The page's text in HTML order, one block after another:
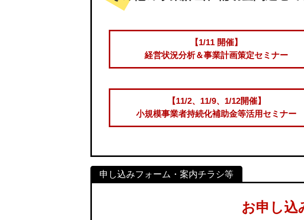
【1/11 開催】
経営状況分析＆事業計画策定セミナー
【11/2、11/9、1/12開催】
小規模事業者持続化補助金等活用セミナー
お申し込